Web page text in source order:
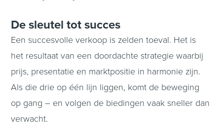
De sleutel tot succes
Een succesvolle verkoop is zelden toeval. Het is
het resultaat van een doordachte strategie waarbij
prijs, presentatie en marktpositie in harmonie zijn.
Als die drie op één lijn liggen, komt de beweging
op gang – en volgen de biedingen vaak sneller dan
verwacht.